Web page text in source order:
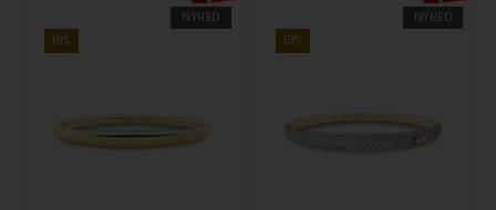
NYHED
19%
NYHED
19%